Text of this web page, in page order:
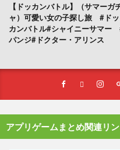
【ドッカンバトル】（サマーガ
ャ）可愛い女の子探し旅 #ドッ
カンバトル#シャイニーサマー
パンジ#ドクター・アリンス
アプリゲームまとめ関連リ